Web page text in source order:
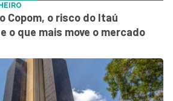
Copom, o risco do Itaú
o que mais move o mercado